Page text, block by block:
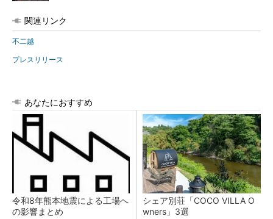
関連リンク
不二越
プレスリリース
あなたにおすすめ
令和8年熊本地震による工場へ
の影響まとめ
シェア別荘「COCO VILLA O
wners」3選